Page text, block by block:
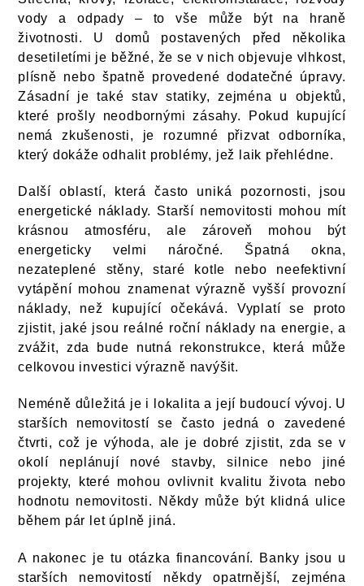
vody a odpady – to vše může být na hraně
životnosti. U domů postavených před několika
desetiletími je běžné, že se v nich objevuje vlhkost,
plísně nebo špatně provedené dodatečné úpravy.
Zásadní je také stav statiky, zejména u objektů,
které prošly neodbornými zásahy. Pokud kupující
nemá zkušenosti, je rozumné přizvat odborníka,
který dokáže odhalit problémy, jež laik přehlédne.
Další oblastí, která často uniká pozornosti, jsou
energetické náklady. Starší nemovitosti mohou mít
krásnou atmosféru, ale zároveň mohou být
energeticky velmi náročné. Špatná okna,
nezateplené stěny, staré kotle nebo neefektivní
vytápění mohou znamenat výrazně vyšší provozní
náklady, než kupující očekává. Vyplatí se proto
zjistit, jaké jsou reálné roční náklady na energie, a
zvážit, zda bude nutná rekonstrukce, která může
celkovou investici výrazně navýšit.
Neméně důležitá je i lokalita a její budoucí vývoj. U
starších nemovitostí se často jedná o zavedené
čtvrti, což je výhoda, ale je dobré zjistit, zda se v
okolí neplánují nové stavby, silnice nebo jiné
projekty, které mohou ovlivnit kvalitu života nebo
hodnotu nemovitosti. Někdy může být klidná ulice
během pár let úplně jiná.
A nakonec je tu otázka financování. Banky jsou u
starších nemovitostí někdy opatrnější, zejména